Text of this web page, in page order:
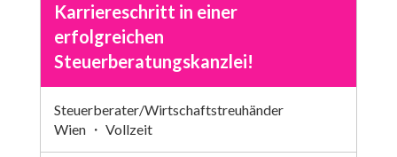
Karriereschritt in einer
erfolgreichen
Steuerberatungskanzlei!
Steuerberater/Wirtschaftstreuhänder
Wien ・ Vollzeit